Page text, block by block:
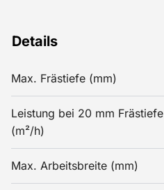
Details
Max. Frästiefe (mm)
Leistung bei 20 mm Frästiefe
(m²/h)
Max. Arbeitsbreite (mm)